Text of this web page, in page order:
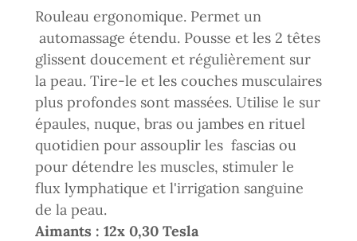
Rouleau ergonomique. Permet un
automassage étendu. Pousse et les 2 têtes
glissent doucement et régulièrement sur
la peau. Tire-le et les couches musculaires
plus profondes sont massées. Utilise le sur
épaules, nuque, bras ou jambes en rituel
quotidien pour assouplir les fascias ou
pour détendre les muscles, stimuler le
flux lymphatique et l'irrigation sanguine
de la peau.
Aimants : 12x 0,30 Tesla